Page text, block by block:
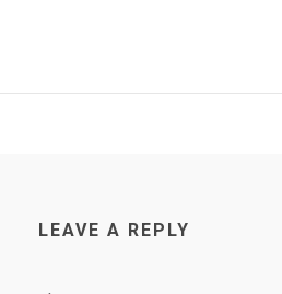
LEAVE A REPLY